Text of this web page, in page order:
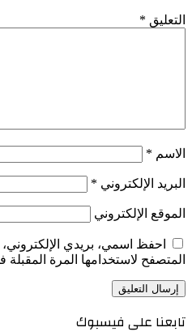
التعليق *
الاسم *
البريد الإلكتروني *
الموقع الإلكتروني
احفظ اسمي، بريدي الإلكتروني،
المتصفح لاستخدامها المرة المقبلة
تابعنا على فيسبوك